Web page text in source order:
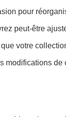
pour
peut-être
votre
modifications de